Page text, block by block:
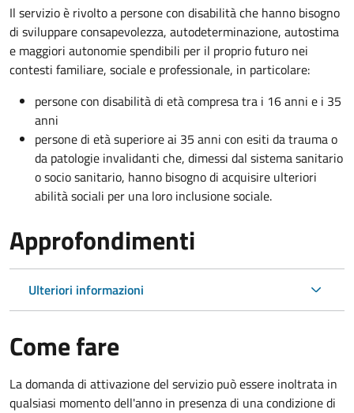
Il servizio è rivolto a persone con disabilità che hanno bisogno
di sviluppare consapevolezza, autodeterminazione, autostima
e maggiori autonomie spendibili per il proprio futuro nei
contesti familiare, sociale e professionale, in particolare:
persone con disabilità di età compresa tra i 16 anni e i 35
anni
persone di età superiore ai 35 anni con esiti da trauma o
da patologie invalidanti che, dimessi dal sistema sanitario
o socio sanitario, hanno bisogno di acquisire ulteriori
abilità sociali per una loro inclusione sociale.
Approfondimenti
Ulteriori informazioni
Come fare
La domanda di attivazione del servizio può essere inoltrata in
qualsiasi momento dell'anno in presenza di una condizione di